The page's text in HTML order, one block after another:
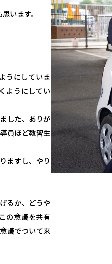
います。
うにしていま
ようにしてい
した、ありが
員ほど教習生
ますし、やり
るか、どうや
の意識を共有
識でついて来